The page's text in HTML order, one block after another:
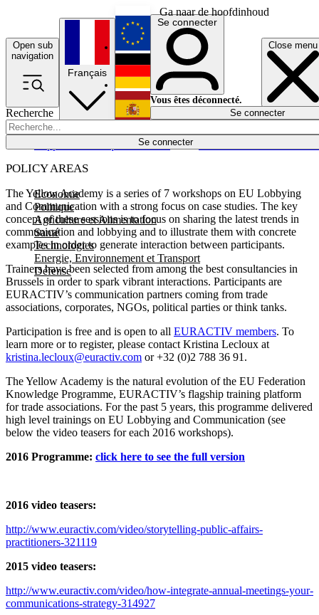
Ga naar de hoofdinhoud
Open sub
navigation
Close menu
Recherche
Se connecter
POLICY AREAS
Economie
Politique
Agriculture et Alimentation
Santé
Technologies
Energie, Environnement et Transport
Défense
Économie
Français
English
Deutsch
Español
Se connecter
Vous êtes déconnecté.
Se connecter
The Yellow Academy is a series of 7 workshops on EU Lobbying
and Communication with a strong focus on case studies. The key
concept of these sessions is to focus on sharing the latest trends in
communication and lobbying and to illustrate them with concrete
examples in order to generate interaction between participants.
Trainers have been selected from among the best consultancies in
Brussels in order to spark vibrant interactions. Participants are
EURACTIV’s communication partners coming from trade
associations, corporates, NGOs, political parties or think tanks.
Participation is free and is open to all EURACTIV members. To
learn more or to register, please contact Kristina Lecloux at
kristina.lecloux@euractiv.com or +32 (0)2 788 36 91.
The Yellow Academy is the natural evolution of the EU Federation
Knowledge Programme, EURACTIV’s flagship training platform
for trade associations. For the past 5 years, this programme delivered
high level trainings on EU Lobbying and Communication (see
below the video teasers for each 2016 workshops).
2016 Programme: click here to see the full version
2016 video teasers:
http://www.euractiv.com/video/storytelling-public-affairs-
practitioners-321119
2015 video teasers:
http://www.euractiv.com/video/how-integrate-annual-meetings-your-
communications-strategy-314927